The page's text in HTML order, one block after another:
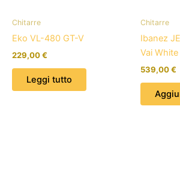
Chitarre
Eko VL-480 GT-V
229,00€
Leggi tutto
Chitarre
Ibanez
Vai White
539,00€